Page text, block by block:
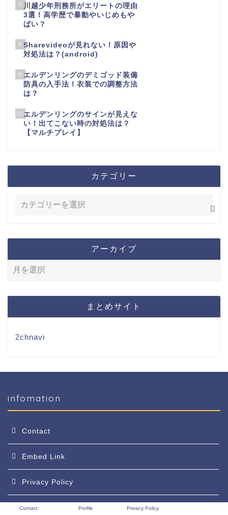
7 川越少年刑務所がエリートの理由
3選！高学歴で暴動やいじめもや
ばい？
8 Sharevideoが見れない！原因や
対処法は？(android)
9 エルデンリングのデミゴッド装備
防具の入手法！衣装での調整方法
は？
10エルデンリングのサインが見えな
い！出てこない時の対処法は？
【マルチプレイ】
カテゴリー
アーカイブ
まとめサイト
2chnavi
infomation
Contact
Embed Link
Privacy Policy
Profile
Contact Profile Privacy Policy